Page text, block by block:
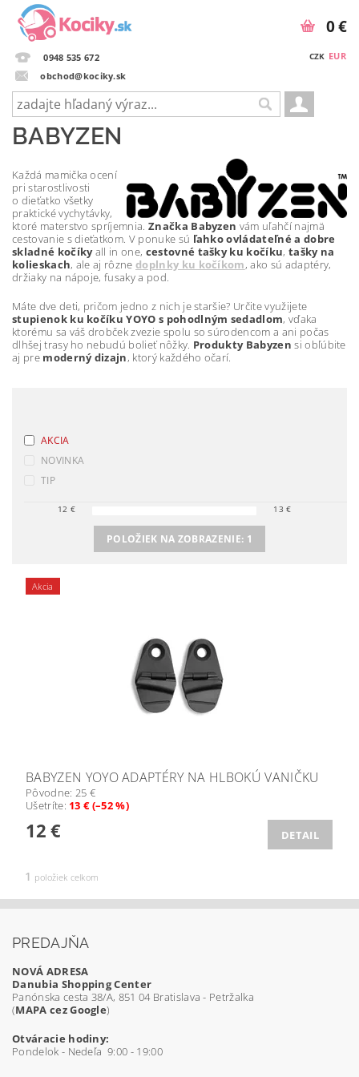
0948 535 672
obchod@kociky.sk
CZK EUR
0 €
BABYZEN
Každá mamička ocení
pri starostlivosti
o dieťatko všetky
praktické vychytávky,
ktoré materstvo spríjemnia. Značka Babyzen vám uľahčí najmä
cestovanie s dieťatkom. V ponuke sú ľahko ovládateľné a dobre
skladné kočíkyall in one, cestovné tašky ku kočíku, tašky na
kolieskach, ale aj rôznedoplnky ku kočíkom, ako sú adaptéry,
držiaky na nápoje, fusaky a pod.
Máte dve deti, pričom jedno z nich je staršie? Určite využijete
stupienok ku kočíku YOYO s pohodlným sedadlom, vďaka
ktorému sa váš drobček zvezie spolu so súrodencom a ani počas
dlhšej trasy ho nebudú bolieť nôžky. Produkty Babyzen si obľúbite
aj pre moderný dizajn, ktorý každého očarí.
AKCIA
NOVINKA
TIP
12 € 13 €
POLOŽIEK NA ZOBRAZENIE: 1
Akcia
BABYZEN YOYO ADAPTÉRY NA HLBOKÚ VANIČKU
Pôvodne: 25 €
Ušetríte: 13 € (–52 %)
12 € DETAIL
1 položiek celkom
PREDAJŇA
NOVÁ ADRESA
Danubia Shopping Center
Panónska cesta 38/A, 851 04 Bratislava - Petržalka
(MAPA cez Google)
Otváracie hodiny:
Pondelok - Nedeľa 9:00 - 19:00